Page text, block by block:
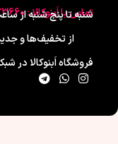
تماس با اَبنوکالا : 09193773660
شنبه تا پنج شنبه از ساعت 9:00 تا
از تخفیف‌ها و
فروشگاه اَبنوکالا در